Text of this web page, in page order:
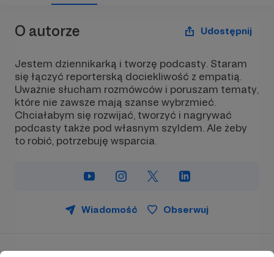
O autorze Udostępnij
Jestem dziennikarką i tworzę podcasty. Staram
się łączyć reporterską dociekliwość z empatią.
Uważnie słucham rozmówców i poruszam tematy,
które nie zawsze mają szanse wybrzmieć.
Chciałabym się rozwijać, tworzyć i nagrywać
podcasty także pod własnym szyldem. Ale żeby
to robić, potrzebuję wsparcia.
Wiadomość Obserwuj